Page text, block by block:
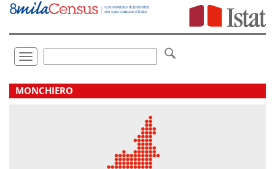
Vai
direttamente
Toggle
navigation
.
MONCHIERO